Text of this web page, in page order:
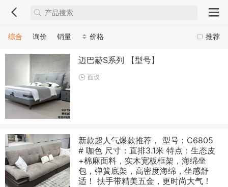
推荐
综合 询价 销量 价格
迈巴赫S系列 【型号】
面议
新款超人气爆款推荐， 型号：C6805
# 咖色 尺寸：直排3.1米 特点：生态皮
+棉麻面料，实木宽板框架，海绵坐
包，弹簧底架，高密度海绵，坐感舒
适！ 扶手带精美五金，更时尚大气！